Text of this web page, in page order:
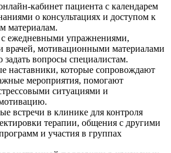
кабинет пациента с календарем
о консультациях и доступом к
материалам.
с ежедневными упражнениями,
врачей, мотивационными материалами
вопросы специалистам.
наставники, которые сопровождают
мероприятия, помогают
ситуациями и
встречи в клинике для контроля
терапии, общения с другими
и участия в группах